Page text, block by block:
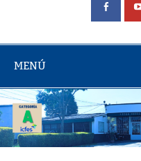
MENÚ